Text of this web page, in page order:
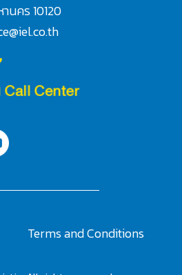
นคร 10120
Terms and Conditions